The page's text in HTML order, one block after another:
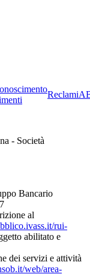
Reclami
- Società
Bancario
al
rui-
abilitato e
dei servizi e attività
web/area-